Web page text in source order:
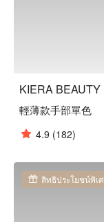
KIERA BEAUTY
輕薄款手部單色
4.9 (182)
สิทธิประโยชน์พิเ